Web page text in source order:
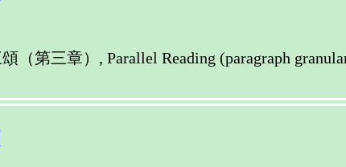
第三章）, Parallel Reading (paragraph